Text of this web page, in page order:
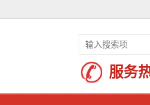
服务